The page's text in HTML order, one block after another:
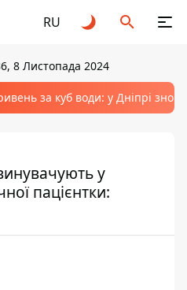
RU
8 Листопада 2024
за куб води: у Дніпрі
у
пацієнтки: